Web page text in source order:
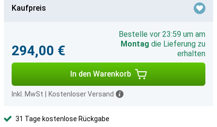
Kaufpreis
294,00 €
Bestelle vor 23:59 um am
Montag die Lieferung zu
erhalten
In den Warenkorb
Inkl. MwSt Kostenloser Versand
31 Tage kostenlose Rückgabe